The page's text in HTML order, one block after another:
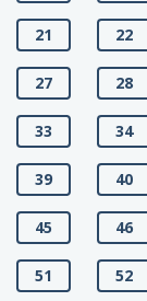
21 22
27 28
33 34
39 40
45 46
51 52